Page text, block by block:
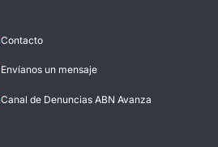
Contacto
Envíanos un mensaje
Canal de Denuncias ABN Avanza